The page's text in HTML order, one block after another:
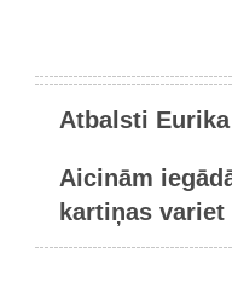
Atbalsti
Aicinām
kartiņas variet